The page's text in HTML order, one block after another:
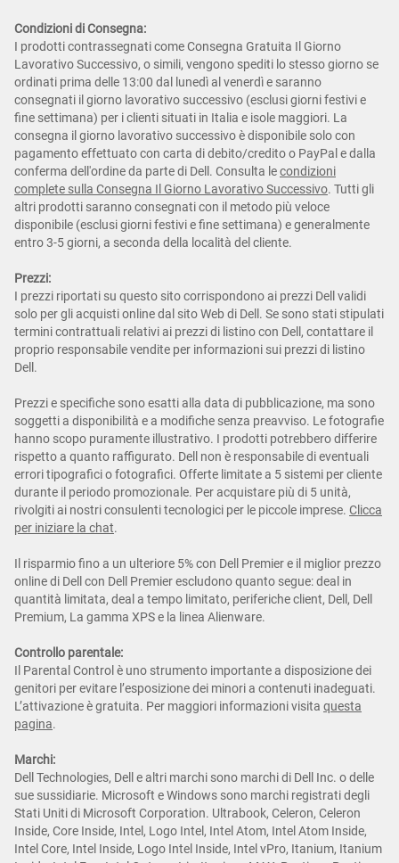
Condizioni di Consegna:
I prodotti contrassegnati come Consegna Gratuita Il Giorno
Lavorativo Successivo, o simili, vengono spediti lo stesso giorno se
ordinati prima delle 13:00 dal lunedì al venerdì e saranno
consegnati il giorno lavorativo successivo (esclusi giorni festivi e
fine settimana) per i clienti situati in Italia e isole maggiori. La
consegna il giorno lavorativo successivo è disponibile solo con
pagamento effettuato con carta di debito/credito o PayPal e dalla
conferma dell'ordine da parte di Dell. Consulta lecondizioni
complete sulla Consegna Il Giorno Lavorativo Successivo. Tutti gli
altri prodotti saranno consegnati con il metodo più veloce
disponibile (esclusi giorni festivi e fine settimana) e generalmente
entro 3-5 giorni, a seconda della località del cliente.
Prezzi:
I prezzi riportati su questo sito corrispondono ai prezzi Dell validi
solo per gli acquisti online dal sito Web di Dell. Se sono stati stipulati
termini contrattuali relativi ai prezzi di listino con Dell, contattare il
proprio responsabile vendite per informazioni sui prezzi di listino
Dell.
Prezzi e specifiche sono esatti alla data di pubblicazione, ma sono
soggetti a disponibilità e a modifiche senza preavviso. Le fotografie
hanno scopo puramente illustrativo. I prodotti potrebbero differire
rispetto a quanto raffigurato. Dell non è responsabile di eventuali
errori tipografici o fotografici. Offerte limitate a 5 sistemi per cliente
durante il periodo promozionale. Per acquistare più di 5 unità,
rivolgiti ai nostri consulenti tecnologici per le piccole imprese. Clicca
per iniziare la chat.
Il risparmio fino a un ulteriore 5% con Dell Premier e il miglior prezzo
online di Dell con Dell Premier escludono quanto segue: deal in
quantità limitata, deal a tempo limitato, periferiche client, Dell, Dell
Premium, La gamma XPS e la linea Alienware.
Controllo parentale:
Il Parental Control è uno strumento importante a disposizione dei
genitori per evitare l’esposizione dei minori a contenuti inadeguati.
L’attivazione è gratuita. Per maggiori informazioni visita questa
pagina.
Marchi:
Dell Technologies, Dell e altri marchi sono marchi di Dell Inc. o delle
sue sussidiarie. Microsoft e Windows sono marchi registrati degli
Stati Uniti di Microsoft Corporation. Ultrabook, Celeron, Celeron
Inside, Core Inside, Intel, Logo Intel, Intel Atom, Intel Atom Inside,
Intel Core, Intel Inside, Logo Intel Inside, Intel vPro, Itanium, Itanium